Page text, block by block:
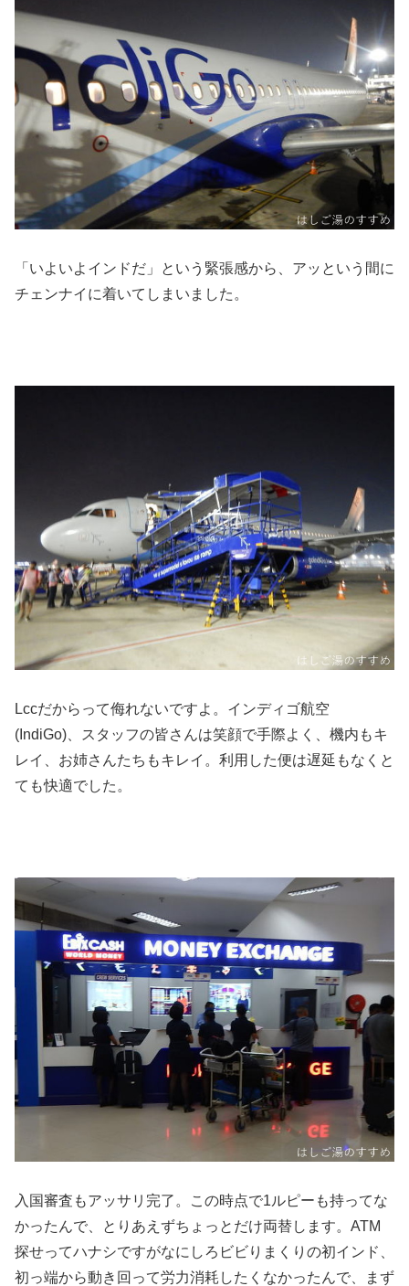
「いよいよインドだ」という緊張感から、アッという間に
チェンナイに着いてしまいました。
Lccだからって侮れないですよ。インディゴ航空
(IndiGo)、スタッフの皆さんは笑顔で手際よく、機内もキ
レイ、お姉さんたちもキレイ。利用した便は遅延もなくと
ても快適でした。
入国審査もアッサリ完了。この時点で1ルピーも持ってな
かったんで、とりあえずちょっとだけ両替します。ATM
探せってハナシですがなにしろビビりまくりの初インド、
初っ端から動き回って労力消耗したくなかったんで、まず